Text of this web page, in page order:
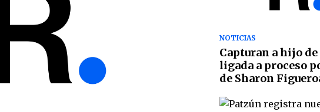
NOTICIAS
Capturan a hijo
ligada a proceso
de Sharon